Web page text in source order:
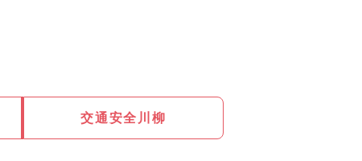
交通安全川柳